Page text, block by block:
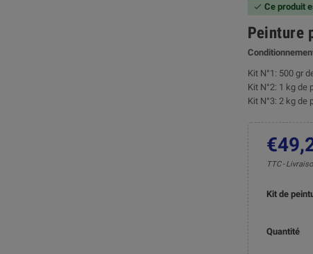
 Ce produit
Peinture
Kit N°1: 500 gr
Kit N°2: 1 kg de
Kit N°3: 2 kg de
TTC
Kit de
Quantité